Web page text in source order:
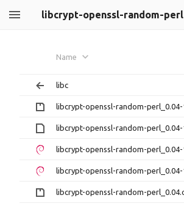
libcrypt-openssl-random-perl
Name
libc